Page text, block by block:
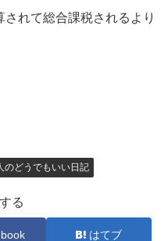
れて総合課税されるより
のどうでもいい日記
る
はてブ